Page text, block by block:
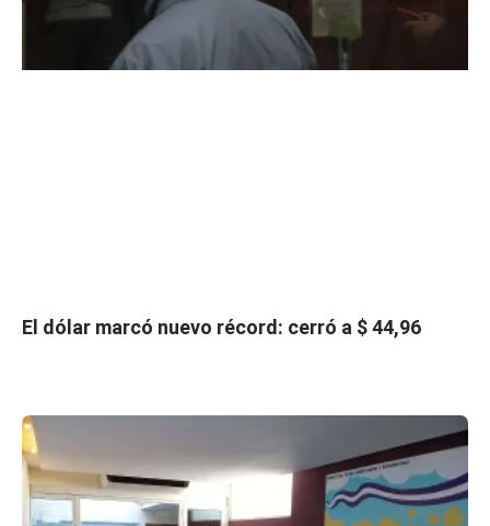
El dólar marcó nuevo récord: cerró a $ 44,96